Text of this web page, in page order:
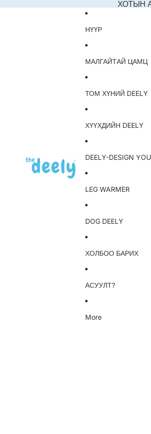
ХОТЫН
НҮҮР
МАЛГАЙТАЙ ЦАМЦ
ТОМ ХҮНИЙ DEELY
ХҮҮХДИЙН DEELY
DEELY-DESIGN
LEG WARMER
DOG DEELY
ХОЛБОО БАРИХ
АСУУЛТ?
More